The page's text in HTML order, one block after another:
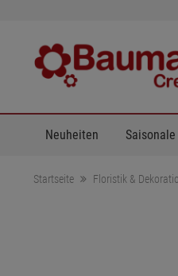
Neuheiten
Startseite Floristik &